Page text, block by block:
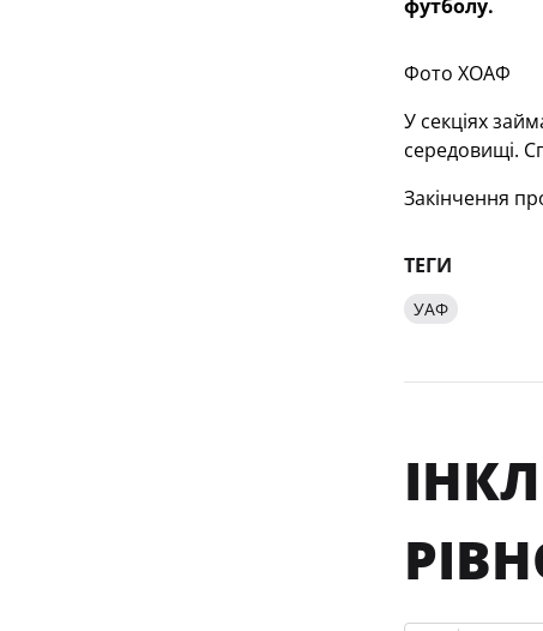
футболу.
Фото ХОАФ
У секціях
середовищі.
Закінчення
ТЕГИ
УАФ